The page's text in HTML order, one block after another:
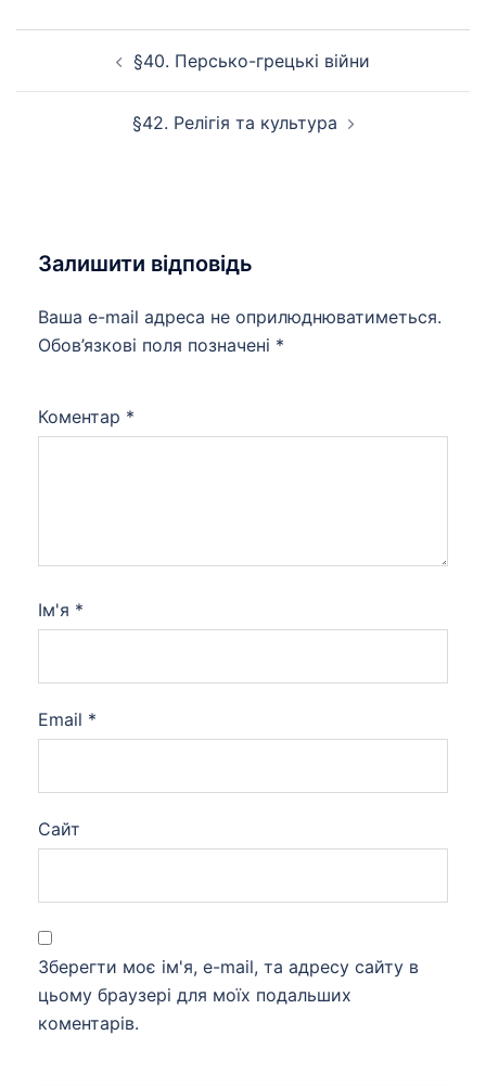
§40. Персько-грецькі війни
§42. Релігія та культура
Залишити відповідь
Ваша e-mail адреса не оприлюднюватиметься.
Обов’язкові поля позначені *
Коментар *
Ім'я *
Email *
Сайт
Зберегти моє ім'я, e-mail, та адресу сайту в
цьому браузері для моїх подальших
коментарів.